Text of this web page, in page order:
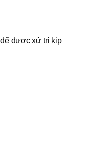
để được xử trí kịp